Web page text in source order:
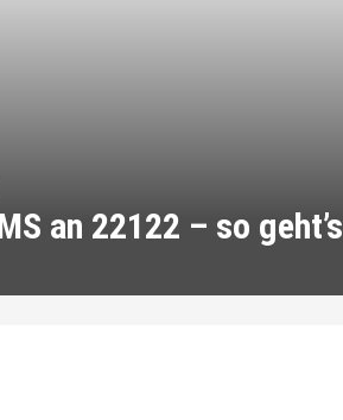
an 22122 – so geht’s